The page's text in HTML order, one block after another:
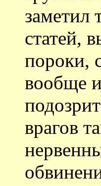
заметил
статей,
пороки,
вообще
врагов